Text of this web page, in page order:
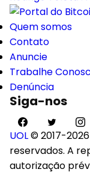
Quem somos
Contato
Anuncie
Trabalhe
Denúncia
Siga-nos
UOL© 2017-
reservados. A
autorização